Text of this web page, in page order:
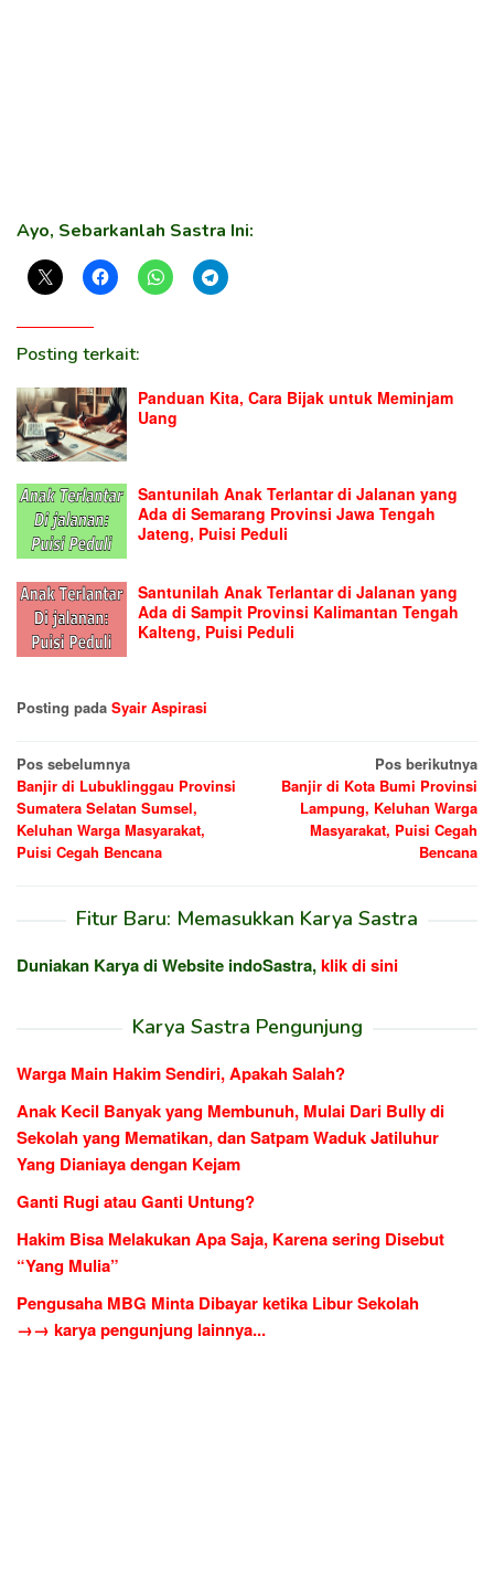
Ayo, Sebarkanlah Sastra Ini:
Posting terkait:
Panduan Kita, Cara Bijak untuk Meminjam
Uang
Santunilah Anak Terlantar di Jalanan yang
Ada di Semarang Provinsi Jawa Tengah
Jateng, Puisi Peduli
Santunilah Anak Terlantar di Jalanan yang
Ada di Sampit Provinsi Kalimantan Tengah
Kalteng, Puisi Peduli
Posting pada Syair Aspirasi
Navigasi
pos
Pos sebelumnya
Banjir di Lubuklinggau Provinsi
Sumatera Selatan Sumsel,
Keluhan Warga Masyarakat,
Puisi Cegah Bencana
Pos berikutnya
Banjir di Kota Bumi Provinsi
Lampung, Keluhan Warga
Masyarakat, Puisi Cegah
Bencana
Fitur Baru: Memasukkan Karya Sastra
Duniakan Karya di Website indoSastra,klik di sini
Karya Sastra Pengunjung
Warga Main Hakim Sendiri, Apakah Salah?
Anak Kecil Banyak yang Membunuh, Mulai Dari Bully di
Sekolah yang Mematikan, dan Satpam Waduk Jatiluhur
Yang Dianiaya dengan Kejam
Ganti Rugi atau Ganti Untung?
Hakim Bisa Melakukan Apa Saja, Karena sering Disebut
“Yang Mulia”
Pengusaha MBG Minta Dibayar ketika Libur Sekolah
→→ karya pengunjung lainnya...